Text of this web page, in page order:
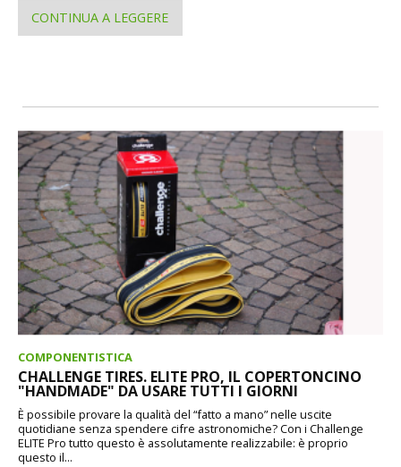
CONTINUA A LEGGERE
COMPONENTISTICA
CHALLENGE TIRES. ELITE PRO, IL COPERTONCINO
"HANDMADE" DA USARE TUTTI I GIORNI
È possibile provare la qualità del “fatto a mano” nelle uscite
quotidiane senza spendere cifre astronomiche? Con i Challenge
ELITE Pro tutto questo è assolutamente realizzabile: è proprio
questo il...